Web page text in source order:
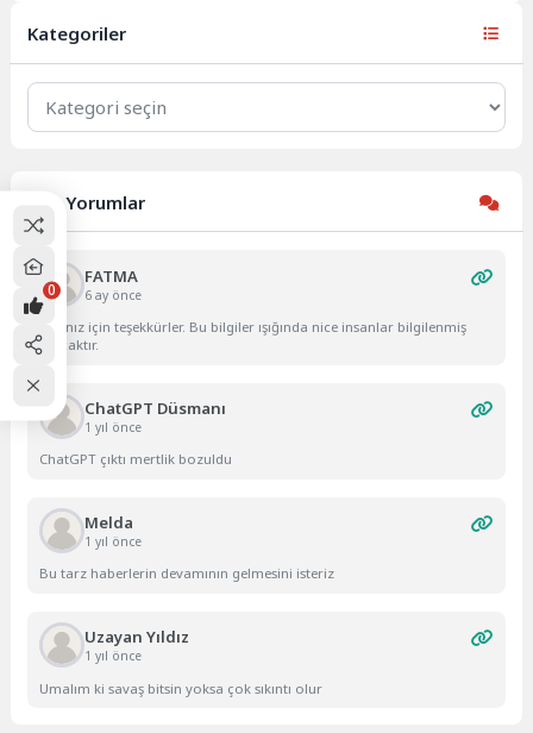
Kategoriler
Kategoriler
Son Yorumlar
FATMA
6 ay önce
Yazınız için teşekkürler. Bu bilgiler ışığında nice insanlar bilgilenmiş
olacaktır.
ChatGPT Düsmanı
1 yıl önce
ChatGPT çıktı mertlik bozuldu
Melda
1 yıl önce
Bu tarz haberlerin devamının gelmesini isteriz
Uzayan Yıldız
1 yıl önce
Umalım ki savaş bitsin yoksa çok sıkıntı olur
0